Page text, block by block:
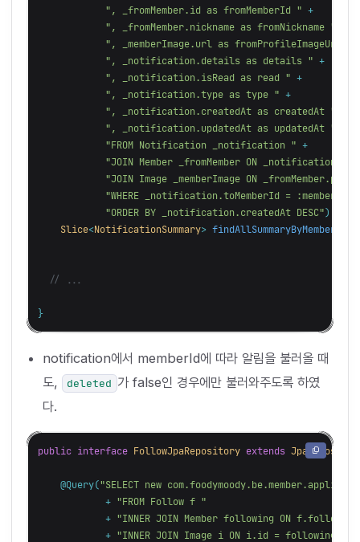
", _fromMember.id as fromMemberId " +
", _fromMember.nickname as fromNickname "
", _memberImage.url as fromProfileImageUrl "
", _notification.details as details " +
", _notification.isRead as read " +
", _notification.type as type " +
", _notification.createdAt as createdAt "
", _notification.updatedAt as updatedAt "
"FROM Notification _notification " +
"JOIN Member _fromMember ON
"JOIN Image _memberImage ON
"WHERE _notification.toMemberId =
"ORDER BY _notification.createdAt DESC")
Slice<NotificationSummary> findAllSummaryByMemberId
// ...
}
notification에서 memberId에 따라 알림을 불러올 때
도,
deleted 가 false인 경우에만 불러와주도록 하였
다.
public interface FollowJpaRepository extends
@Query("SELECT new
+ "FROM Follow f "
+ "INNER JOIN Member following ON
+ "INNER JOIN Image i ON i.id =